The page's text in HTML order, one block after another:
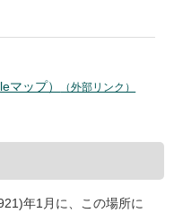
マップ） （外部リンク）
年1月に、この場所に